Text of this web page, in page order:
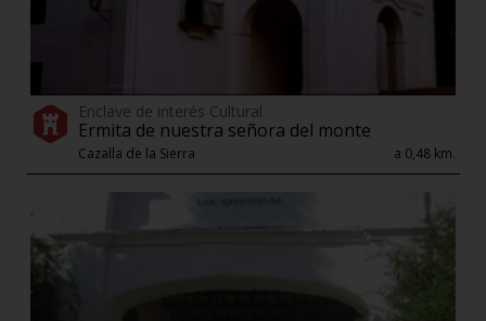
Enclave de interés Cultural
Ermita de nuestra señora del monte
Cazalla de la Sierra a 0,48 km.